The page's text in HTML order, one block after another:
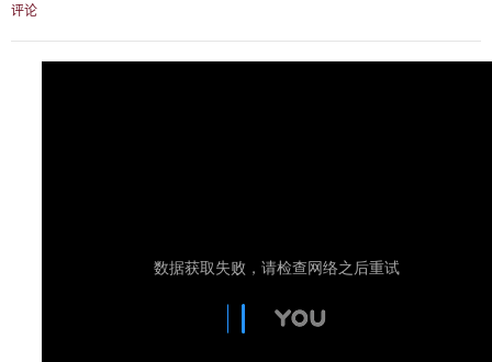
评论